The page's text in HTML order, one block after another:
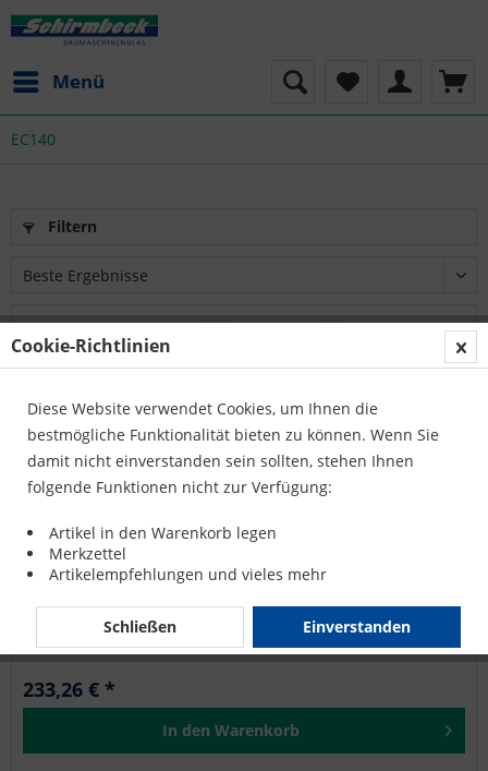
Menü
EC140
Filtern
SEITENSCHEIBE RECHTS für VOLVO EC140
SAMSUNG: SE130LC-3, SE170W-3, SE210LC-3, SE240LC-3,
EC210, EC240, EC290, EC360, EC460, EW130, EW170, EW180
233,26 € *
In den Warenkorb
Cookie-Richtlinien
Diese Website verwendet Cookies, um Ihnen die
bestmögliche Funktionalität bieten zu können. Wenn Sie
damit nicht einverstanden sein sollten, stehen Ihnen
folgende Funktionen nicht zur Verfügung:
Artikel in den Warenkorb legen
Merkzettel
Artikelempfehlungen und vieles mehr
Einverstanden
Schließen